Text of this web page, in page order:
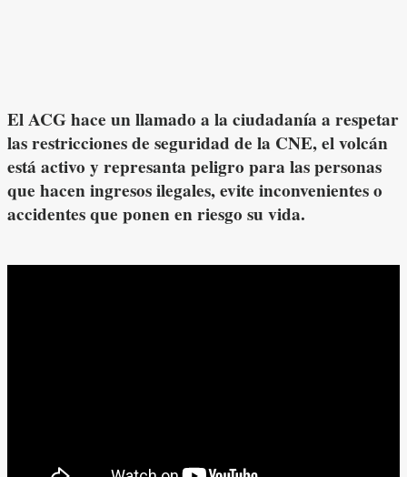
El ACG hace un llamado a la ciudadanía a respetar
las restricciones de seguridad de la CNE, el volcán
está activo y represanta peligro para las personas
que hacen ingresos ilegales, evite inconvenientes o
accidentes que ponen en riesgo su vida.